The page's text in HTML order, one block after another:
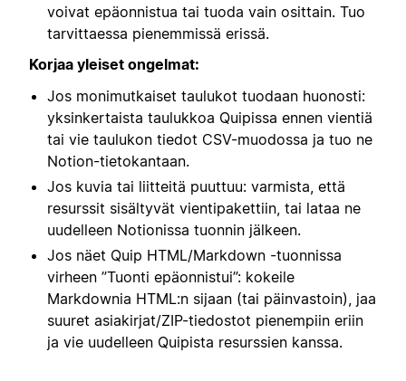
voivat epäonnistua tai tuoda vain osittain. Tuo
tarvittaessa pienemmissä erissä.
Korjaa yleiset ongelmat:
Jos monimutkaiset taulukot tuodaan huonosti:
yksinkertaista taulukkoa Quipissa ennen vientiä
tai vie taulukon tiedot CSV-muodossa ja tuo ne
Notion-tietokantaan.
Jos kuvia tai liitteitä puuttuu: varmista, että
resurssit sisältyvät vientipakettiin, tai lataa ne
uudelleen Notionissa tuonnin jälkeen.
Jos näet Quip HTML/Markdown -tuonnissa
virheen ”Tuonti epäonnistui”: kokeile
Markdownia HTML:n sijaan (tai päinvastoin), jaa
suuret asiakirjat/ZIP-tiedostot pienempiin eriin
ja vie uudelleen Quipista resurssien kanssa.